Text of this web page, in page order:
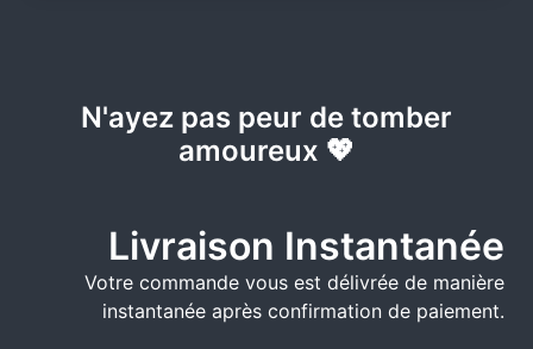
N'ayez pas peur de tomber
amoureux 💖
Livraison Instantanée
Votre commande vous est délivrée de manière
instantanée après confirmation de paiement.